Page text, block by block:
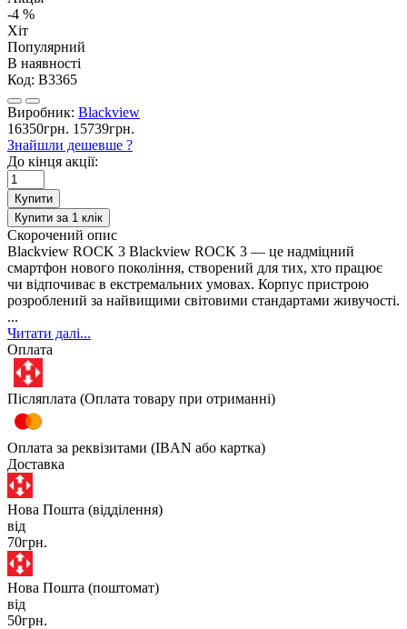
-4 %
Хіт
Популярний
В наявності
Код: B3365
Виробник: Blackview
16350грн. 15739грн.
Знайшли дешевше ?
До кінця акції:
Купити
Купити за 1 клiк
Скорочений опис
Blackview ROCK 3 Blackview ROCK 3 — це надміцний
смартфон нового покоління, створений для тих, хто працює
чи відпочиває в екстремальних умовах. Корпус пристрою
розроблений за найвищими світовими стандартами живучості.
...
Читати далі...
Оплата
Післяплата (Оплата товару при отриманні)
Оплата за реквізитами (IBAN або картка)
Доставка
Нова Пошта (відділення)
від
70грн.
Нова Пошта (поштомат)
від
50грн.